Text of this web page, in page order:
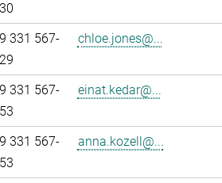
331 567-
chloe.jones@...
331 567-
einat.kedar@...
331 567-
anna.kozell@...